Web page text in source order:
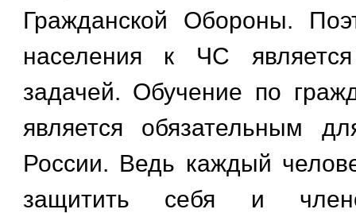
Гражданской Обороны.
населения к ЧС
задачей. Обучение по
является обязательным
России. Ведь каждый
защитить себя и